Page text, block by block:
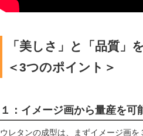
「美しさ」と「品質」
＜3つのポイント＞
１：イメージ画から量産を可
ウレタンの成型は、まずイメージ画